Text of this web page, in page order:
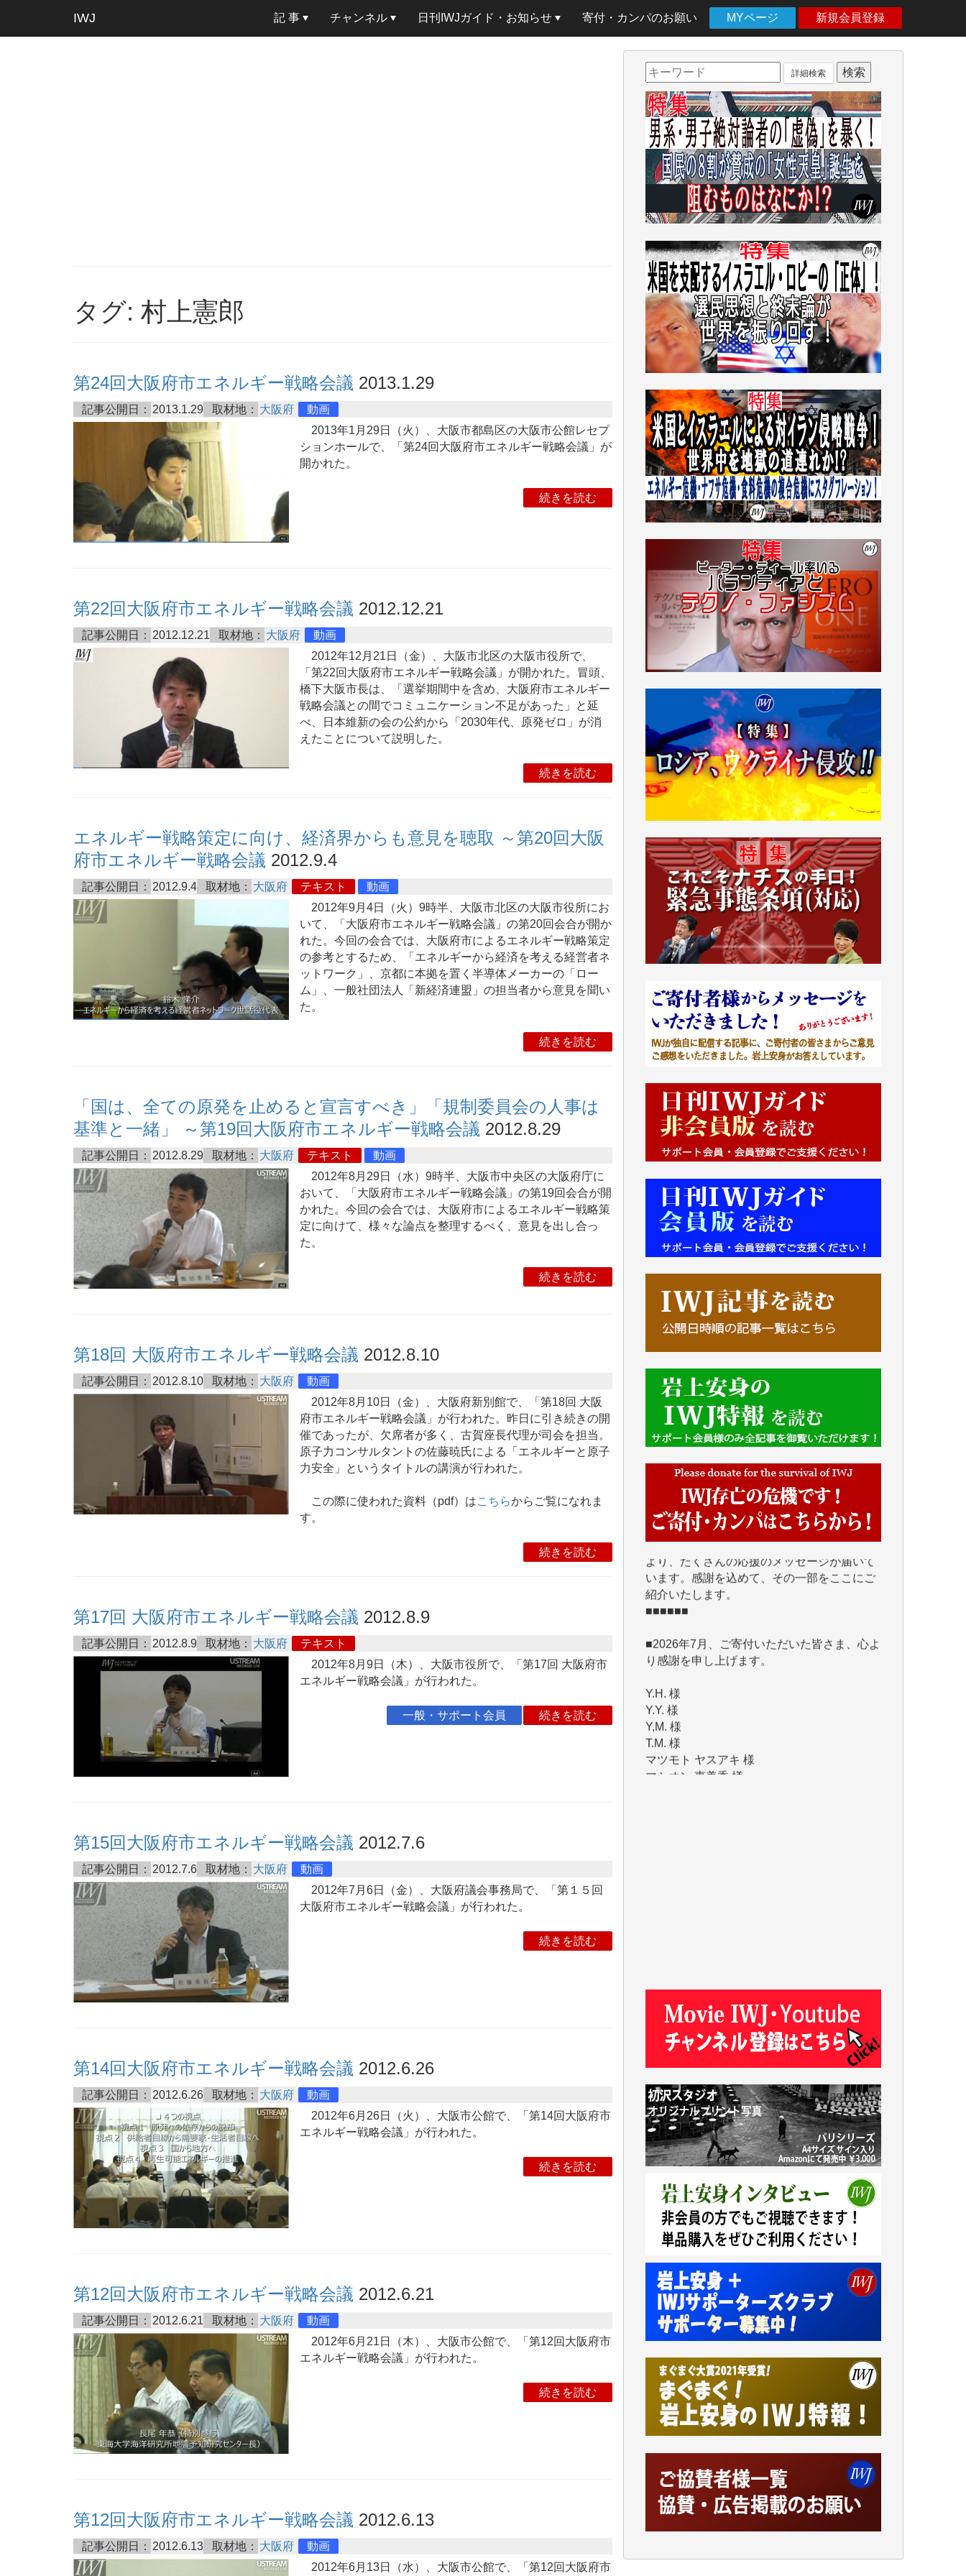
IWJ 記 事 チャンネル 日刊IWJガイド・お知らせ 寄付・カンパのお願い MYページ 新規会員登録
タグ: 村上憲郎
第24回大阪府市エネルギー戦略会議 2013.1.29
記事公開日： 2013.1.29 取材地： 大阪府
動画
2013年1月29日（火）、大阪市都島区の大阪市公館レセプ
ションホールで、「第24回大阪府市エネルギー戦略会議」が
開かれた。
続きを読む
第22回大阪府市エネルギー戦略会議 2012.12.21
記事公開日： 2012.12.21 取材地： 大阪府
動画
2012年12月21日（金）、大阪市北区の大阪市役所で、
「第22回大阪府市エネルギー戦略会議」が開かれた。冒頭、
橋下大阪市長は、「選挙期間中を含め、大阪府市エネルギー
戦略会議との間でコミュニケーション不足があった」と延
べ、日本維新の会の公約から「2030年代、原発ゼロ」が消
えたことについて説明した。
続きを読む
エネルギー戦略策定に向け、経済界からも意見を聴取 ～第20回大阪
府市エネルギー戦略会議 2012.9.4
記事公開日： 2012.9.4 取材地： 大阪府 テキスト
動画
2012年9月4日（火）9時半、大阪市北区の大阪市役所にお
いて、「大阪府市エネルギー戦略会議」の第20回会合が開か
れた。今回の会合では、大阪府市によるエネルギー戦略策定
の参考とするため、「エネルギーから経済を考える経営者ネ
ットワーク」、京都に本拠を置く半導体メーカーの「ロー
ム」、一般社団法人「新経済連盟」の担当者から意見を聞い
た。
続きを読む
「国は、全ての原発を止めると宣言すべき」「規制委員会の人事は
基準と一緒」 ～第19回大阪府市エネルギー戦略会議 2012.8.29
記事公開日： 2012.8.29 取材地： 大阪府 テキスト
動画
2012年8月29日（水）9時半、大阪市中央区の大阪府庁に
おいて、「大阪府市エネルギー戦略会議」の第19回会合が開
かれた。今回の会合では、大阪府市によるエネルギー戦略策
定に向けて、様々な論点を整理するべく、意見を出し合っ
た。
続きを読む
第18回 大阪府市エネルギー戦略会議 2012.8.10
記事公開日： 2012.8.10 取材地： 大阪府
動画
2012年8月10日（金）、大阪府新別館で、「第18回 大阪
府市エネルギー戦略会議」が行われた。昨日に引き続きの開
催であったが、欠席者が多く、古賀座長代理が司会を担当。
原子力コンサルタントの佐藤暁氏による「エネルギーと原子
力安全」というタイトルの講演が行われた。
この際に使われた資料（pdf）はこちらからご覧になれま
す。
続きを読む
第17回 大阪府市エネルギー戦略会議 2012.8.9
記事公開日： 2012.8.9 取材地： 大阪府
テキスト
2012年8月9日（木）、大阪市役所で、「第17回 大阪府市
エネルギー戦略会議」が行われた。
一般・サポート会員 続きを読む
第15回大阪府市エネルギー戦略会議 2012.7.6
記事公開日： 2012.7.6 取材地： 大阪府
動画
2012年7月6日（金）、大阪府議会事務局で、「第１５回
大阪府市エネルギー戦略会議」が行われた。
続きを読む
第14回大阪府市エネルギー戦略会議 2012.6.26
記事公開日： 2012.6.26 取材地： 大阪府
動画
2012年6月26日（火）、大阪市公館で、「第14回大阪府市
エネルギー戦略会議」が行われた。
続きを読む
第12回大阪府市エネルギー戦略会議 2012.6.21
記事公開日： 2012.6.21 取材地： 大阪府
動画
2012年6月21日（木）、大阪市公館で、「第12回大阪府市
エネルギー戦略会議」が行われた。
続きを読む
第12回大阪府市エネルギー戦略会議 2012.6.13
記事公開日： 2012.6.13 取材地： 大阪府
動画
2012年6月13日（水）、大阪市公館で、「第12回大阪府市
詳細検索
IWJには、ご寄付・カンパをいただいた方々
より、たくさんの応援のメッセージが届いて
います。感謝を込めて、その一部をここにご
■■■■■■
■2026年7月、ご寄付いただいた皆さま、心よ
り感謝を申し上げます。
Y.H. 様
Y.Y. 様
T.M. 様
マツモト ヤスアキ 様
マシオン 恵美香 様
岩井 祐子 様
吉村 隆子 様
平野智生 様
山本賢二 様
吉住俊昭 様
塩川 晃平 様
松本益美 様
井出 隆太 様
及川昭男 様
岩井祐子 様
藤岡比左志 様
井出 隆太 様
小池説夫 様
アオキカナメ 様
諸般の事情によりIWJ会費払えず今は非会員
です。市民側に立つ講演会にIWJのカメラマ
ンをよく拝見しております。コンテンツが失
われるのはあまりにもったいない。少しでも
お役立てください。（H.O.様）
今日、僅かですがカンパしました。（T.M.
様）
今日、僅かですがカンパしました。IWJの危
の妻を抱えている私にとっては精一杯のカン
パです。
かねてよりIWJが発してきた膨大な取材記事
や解説記事、そして各界の方々とのインタビ
Windows7の頃はIWJの動画もRealPlayerで録